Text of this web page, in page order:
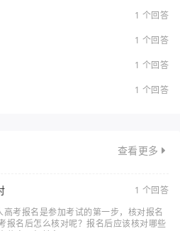
1 个回答
1 个回答
1 个回答
1 个回答
查看更多
1 个回答
考报名是参加考试的第一步，核对报名
报名后怎么核对呢？报名后应该核对哪些